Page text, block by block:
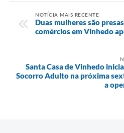
NOTÍCIA MAIS RECENTE
Duas mulheres são
comércios em Vinhedo
Santa Casa de Vinhedo
Socorro Adulto na próxima
a